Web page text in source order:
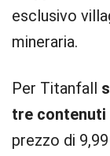
esclusivo
mineraria.
Per Titanfall
tre contenuti
prezzo di